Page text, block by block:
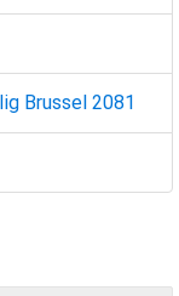
Brussel 2081